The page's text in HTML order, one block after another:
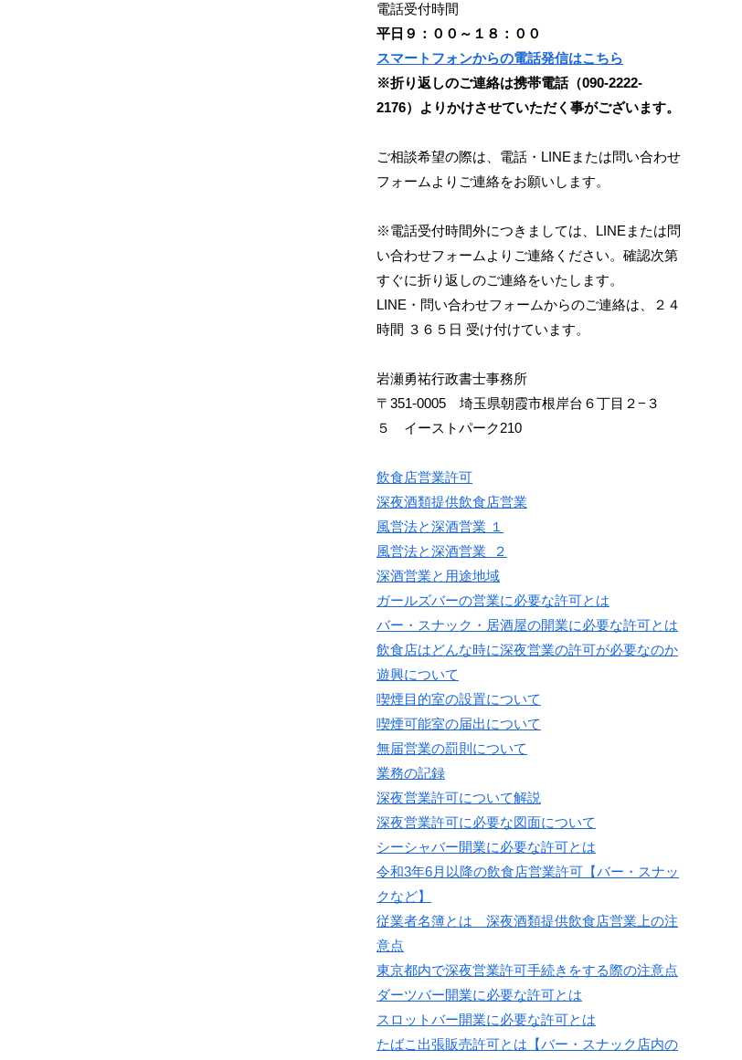
電話受付時間
平日９：００～１８：００
スマートフォンからの電話発信はこちら
※折り返しのご連絡は携帯電話（090-2222-
2176）よりかけさせていただく事がございます。
ご相談希望の際は、電話・LINEまたは問い合わせ
フォームよりご連絡をお願いします。
※電話受付時間外につきましては、LINEまたは問
い合わせフォームよりご連絡ください。確認次第
すぐに折り返しのご連絡をいたします。
LINE・問い合わせフォームからのご連絡は、２４
時間 ３６５日 受け付けています。
岩瀬勇祐行政書士事務所
〒351-0005 埼玉県朝霞市根岸台６丁目２−３
５ イーストパーク210
飲食店営業許可
深夜酒類提供飲食店営業
風営法と深酒営業 １
風営法と深酒営業 ２
深酒営業と用途地域
ガールズバーの営業に必要な許可とは
バー・スナック・居酒屋の開業に必要な許可とは
飲食店はどんな時に深夜営業の許可が必要なのか
遊興について
喫煙目的室の設置について
喫煙可能室の届出について
無届営業の罰則について
業務の記録
深夜営業許可について解説
深夜営業許可に必要な図面について
シーシャバー開業に必要な許可とは
令和3年6月以降の飲食店営業許可【バー・スナッ
クなど】
従業者名簿とは 深夜酒類提供飲食店営業上の注
意点
東京都内で深夜営業許可手続きをする際の注意点
ダーツバー開業に必要な許可とは
スロットバー開業に必要な許可とは
たばこ出張販売許可とは【バー・スナック店内の